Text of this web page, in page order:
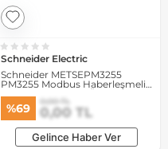
Schneider Electric
Schneider METSEPM3255
PM3255 Modbus Haberleşmeli
Dahili Hafızalı Güç Ölçer
%69 0,00 TL
0,00 TL
Gelince Haber Ver